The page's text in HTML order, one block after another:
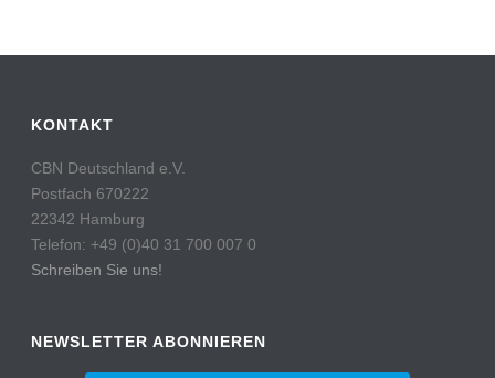
KONTAKT
CBN Deutschland e.V.
Postfach 670222
22342 Hamburg
Telefon: +49 (0)40 31 700 007 0
Schreiben Sie uns!
NEWSLETTER ABONNIEREN